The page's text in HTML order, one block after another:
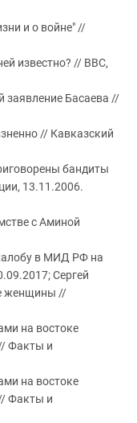
и о войне" //
известно? // BBC,
заявление Басаева //
// Кавказский
бандиты
13.11.2006.
с Аминой
в МИД РФ на
Сергей
женщины //
на востоке
Факты и
на востоке
Факты и